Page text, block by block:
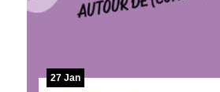
27 Jan